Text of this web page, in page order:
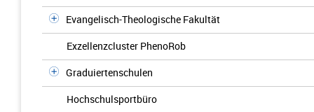
Evangelisch-Theologische Fakultät
Exzellenzcluster PhenoRob
Graduiertenschulen
Hochschulsportbüro